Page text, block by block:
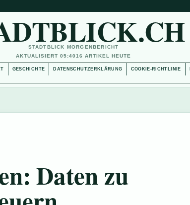
STADTBLICK MORGENBERICHT
AKTUALISIERT 05:4016 ARTIKEL HEUTE
GESCHICHTE DATENSCHUTZERKLÄRUNG COOKIE-RICHTLINIE
Daten zu